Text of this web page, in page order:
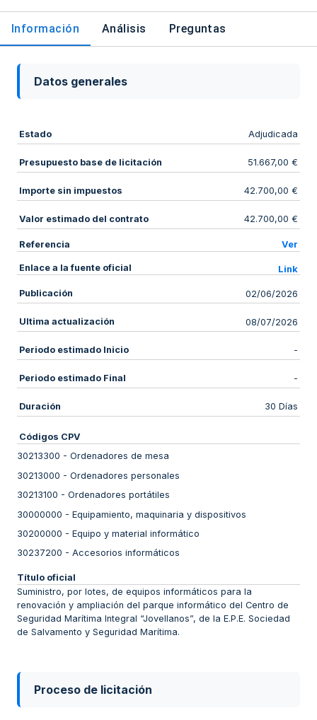
Información Análisis Preguntas
Datos generales
Estado Adjudicada
Presupuesto base de licitación 51.667,00 €
Importe sin impuestos 42.700,00 €
Valor estimado del contrato 42.700,00 €
Referencia Ver
Enlace a la fuente oficial Link
Publicación 02/06/2026
Ultima actualización 08/07/2026
Periodo estimado Inicio -
Periodo estimado Final -
Duración 30 Días
Códigos CPV
30213300 - Ordenadores de mesa
30213000 - Ordenadores personales
30213100 - Ordenadores portátiles
30000000 - Equipamiento, maquinaria y dispositivos
30200000 - Equipo y material informático
30237200 - Accesorios informáticos
Título oficial
Suministro, por lotes, de equipos informáticos para la
renovación y ampliación del parque informático del Centro de
Seguridad Marítima Integral “Jovellanos”, de la E.P.E. Sociedad
de Salvamento y Seguridad Marítima.
Proceso de licitación